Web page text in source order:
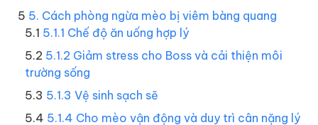
5. Cách phòng ngừa mèo bị viêm bàng quang
5.1.1 Chế độ ăn uống hợp lý
5.1.2 Giảm stress cho Boss và cải thiện môi
trường sống
5.1.3 Vệ sinh sạch sẽ
5.1.4 Cho mèo vận động và duy trì cân nặng lý